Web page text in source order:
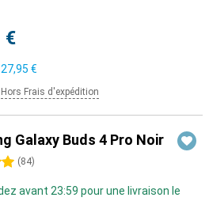
€
27,95 €
Hors Frais d'expédition
Galaxy Buds 4 Pro Noir
(84)
avant 23:59 pour une livraison le